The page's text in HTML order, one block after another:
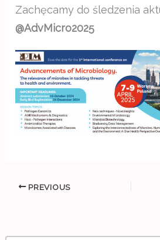
Zachęcamy do śledzenia
@AdvMicro2025
PREVIOUS